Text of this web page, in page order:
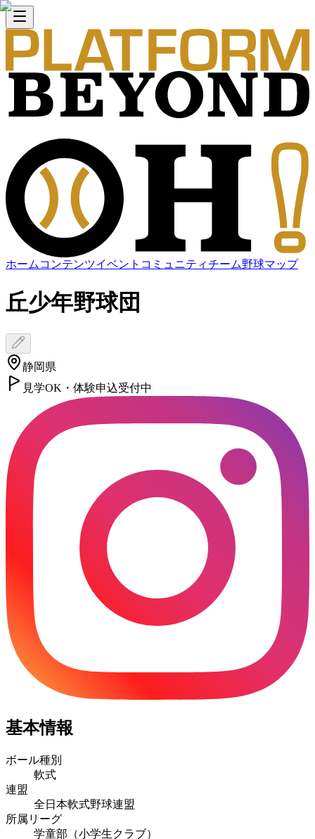
ホーム コンテンツイベント コミュニティチーム野球マップ
丘少年野球団
静岡県
見学OK・体験申込受付中
基本情報
ボール種別
軟式
連盟
全日本軟式野球連盟
所属リーグ
学童部（小学生クラブ）